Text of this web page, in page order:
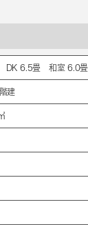
DK 6.5畳 和室 6.0畳
建